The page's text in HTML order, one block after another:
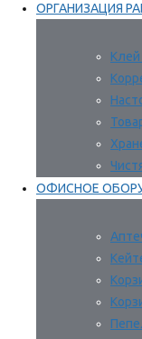
ОРГАНИЗАЦИЯ
Клей
ОФИСНОЕ